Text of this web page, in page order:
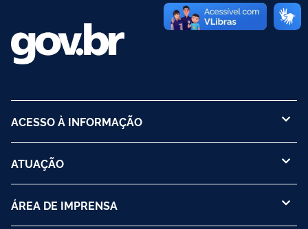
ACESSO À INFORMAÇÃO
ATUAÇÃO
ÁREA DE IMPRENSA